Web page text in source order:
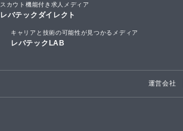
スカウト機能付き求人メディア
レバテックダイレクト
キャリアと技術の可能性が見つかるメディア
レバテックLAB
運営会社